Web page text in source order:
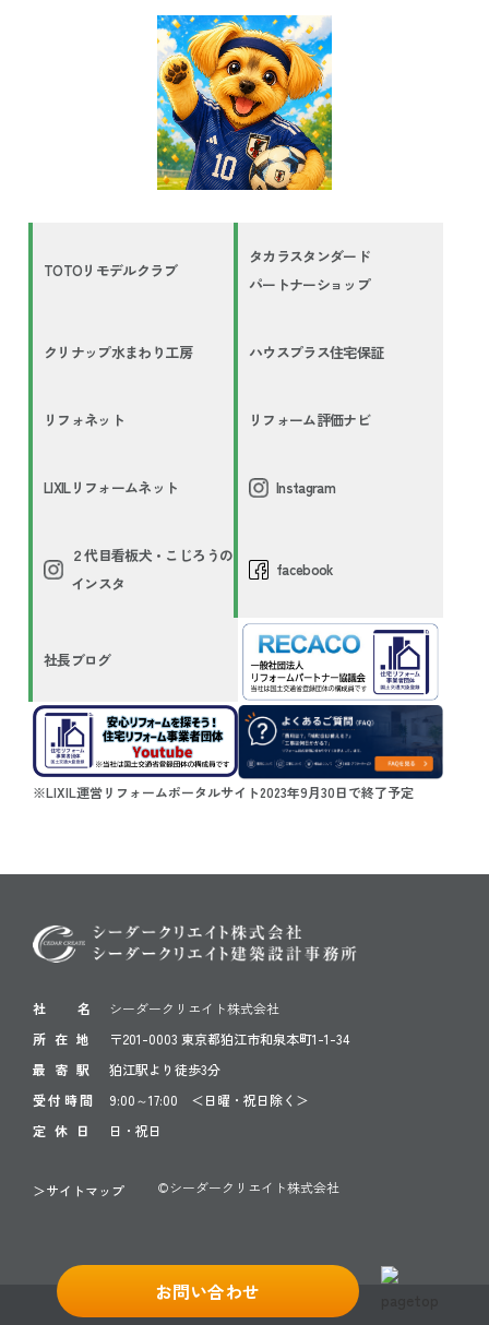
TOTOリモデルクラブ
タカラスタンダード
パートナーショップ
クリナップ水まわり工房 ハウスプラス住宅保証
リフォネット リフォーム評価ナビ
LIXILリフォームネット Instagram
２代目看板犬・こじろうの
インスタ
facebook
社長ブログ
※LIXIL運営リフォームポータルサイト2023年9月30日で終了予定
社 名
シーダークリエイト株式会社
所 在 地
〒201-0003 東京都狛江市和泉本町1-1-34
最 寄 駅
狛江駅より徒歩3分
受付時間
9:00～17:00 ＜日曜・祝日除く＞
定 休 日
日・祝日
＞サイトマップ ©シーダークリエイト株式会社
お問い合わせ